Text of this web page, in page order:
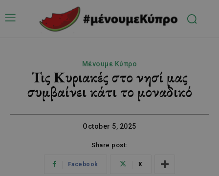
Μένουμε Κύπρο
Τις Κυριακές στο νησί μας
συμβαίνει κάτι το μοναδικό
October 5, 2025
Share post:
Facebook X